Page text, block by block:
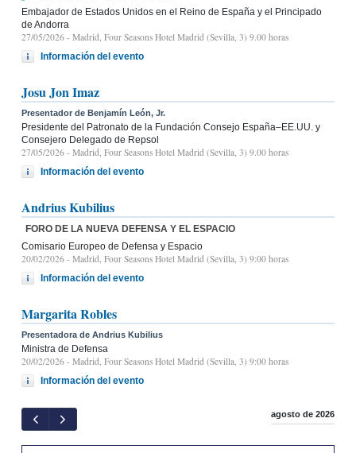
Embajador de Estados Unidos en el Reino de España y el Principado
de Andorra
27/05/2026 - Madrid, Four Seasons Hotel Madrid (Sevilla, 3) 9.00 horas
Información del evento
Josu Jon Imaz
Presentador de Benjamín León, Jr.
Presidente del Patronato de la Fundación Consejo España–EE.UU. y
Consejero Delegado de Repsol
27/05/2026 - Madrid, Four Seasons Hotel Madrid (Sevilla, 3) 9.00 horas
Información del evento
Andrius Kubilius
FORO DE LA NUEVA DEFENSA Y EL ESPACIO
Comisario Europeo de Defensa y Espacio
20/02/2026 - Madrid, Four Seasons Hotel Madrid (Sevilla, 3) 9:00 horas
Información del evento
Margarita Robles
Presentadora de Andrius Kubilius
Ministra de Defensa
20/02/2026 - Madrid, Four Seasons Hotel Madrid (Sevilla, 3) 9:00 horas
Información del evento
agosto de 2026